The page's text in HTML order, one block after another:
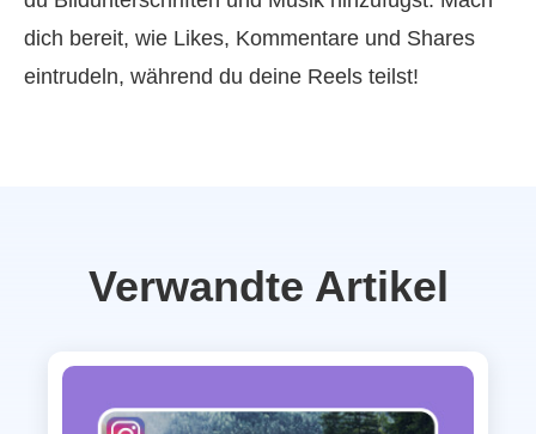
dich bereit, wie Likes, Kommentare und Shares
eintrudeln, während du deine Reels teilst!
Verwandte Artikel